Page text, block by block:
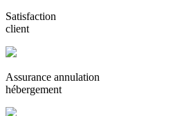
Satisfaction
client
Assurance annulation
hébergement